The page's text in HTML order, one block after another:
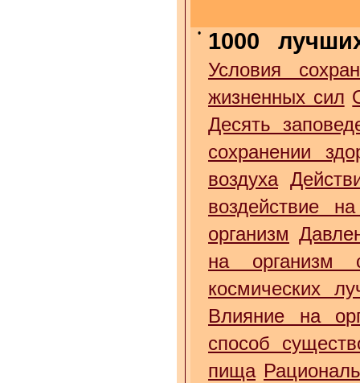
• 1000
Условия
жизненных сил
Десять
сохранении
воздуха
воздействие
организм
на организм
космических
Влияние на
способ
пища